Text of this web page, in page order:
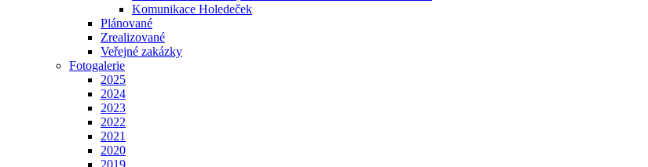
Komunikace Holedeček
Plánované
Zrealizované
Veřejné zakázky
Fotogalerie
2025
2024
2023
2022
2021
2020
2019